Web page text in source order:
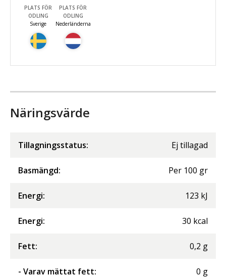
PLATS FÖR
ODLING
Sverige
PLATS FÖR
ODLING
Nederländerna
Näringsvärde
Tillagningsstatus: Ej tillagad
Basmängd: Per 100 gr
Energi: 123 kJ
Energi: 30 kcal
Fett: 0,2 g
- Varav mättat fett: 0 g